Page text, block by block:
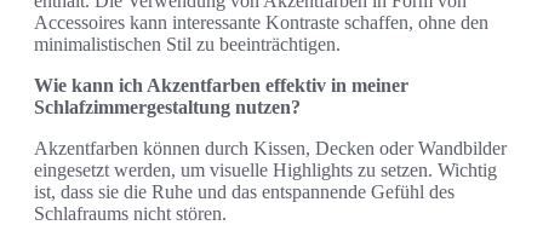
Accessoires kann interessante Kontraste schaffen, ohne den
minimalistischen Stil zu beeinträchtigen.
Wie kann ich Akzentfarben effektiv in meiner
Schlafzimmergestaltung nutzen?
Akzentfarben können durch Kissen, Decken oder Wandbilder
eingesetzt werden, um visuelle Highlights zu setzen. Wichtig
ist, dass sie die Ruhe und das entspannende Gefühl des
Schlafraums nicht stören.